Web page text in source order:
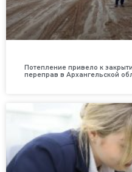
Потепление привело к
переправ в Архангельской